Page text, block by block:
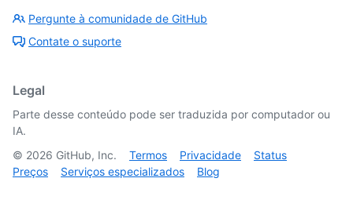
Pergunte à comunidade de GitHub
Contate o suporte
Legal
Parte desse conteúdo pode ser traduzida por computador ou
IA.
© 2026 GitHub, Inc. Termos Privacidade
Status
Preços
Serviços especializados Blog